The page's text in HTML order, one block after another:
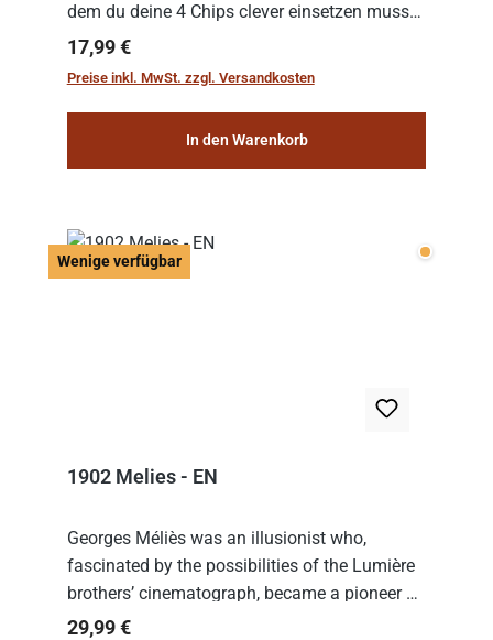
dem du deine 4 Chips clever einsetzen musst.
Wer die Chips mit dem höchsten Gesamtwert
hat, gewinnt die Runde. Aber Vorsicht: D...
Regulärer Preis:
17,99 €
Preise inkl. MwSt. zzgl. Versandkosten
In den Warenkorb
Wenige verfügbar Wenige
1902 Melies - EN
Georges Méliès was an illusionist who,
fascinated by the possibilities of the Lumière
brothers’ cinematograph, became a pioneer of
cinema. In 1902, he filmed his most famous
Regulärer Preis:
29,99 €